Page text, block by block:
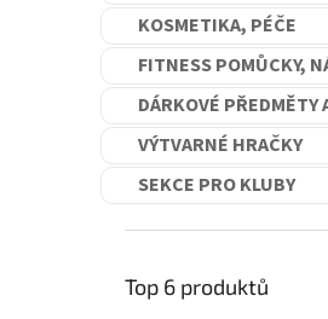
KOSMETIKA, PÉČE
FITNESS POMŮCKY,
DÁRKOVÉ PŘEDMĚTY
VÝTVARNÉ HRAČKY
SEKCE PRO KLUBY
Top 6 produktů